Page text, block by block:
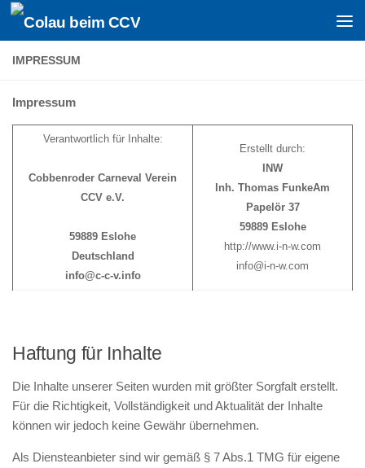
Zum Inhalt springen
IMPRESSUM
Impressum
Verantwortlich für Inhalte:
Cobbenroder Carneval Verein
CCV e.V.
59889 Eslohe
Deutschland
info@c-c-v.info
Erstellt durch:
INW
Inh. Thomas FunkeAm
Papelör 37
59889 Eslohe
http://www.i-n-w.com
info@i-n-w.com
Haftung für Inhalte
Die Inhalte unserer Seiten wurden mit größter Sorgfalt erstellt.
Für die Richtigkeit, Vollständigkeit und Aktualität der Inhalte
können wir jedoch keine Gewähr übernehmen.
Als Diensteanbieter sind wir gemäß § 7 Abs.1 TMG für eigene